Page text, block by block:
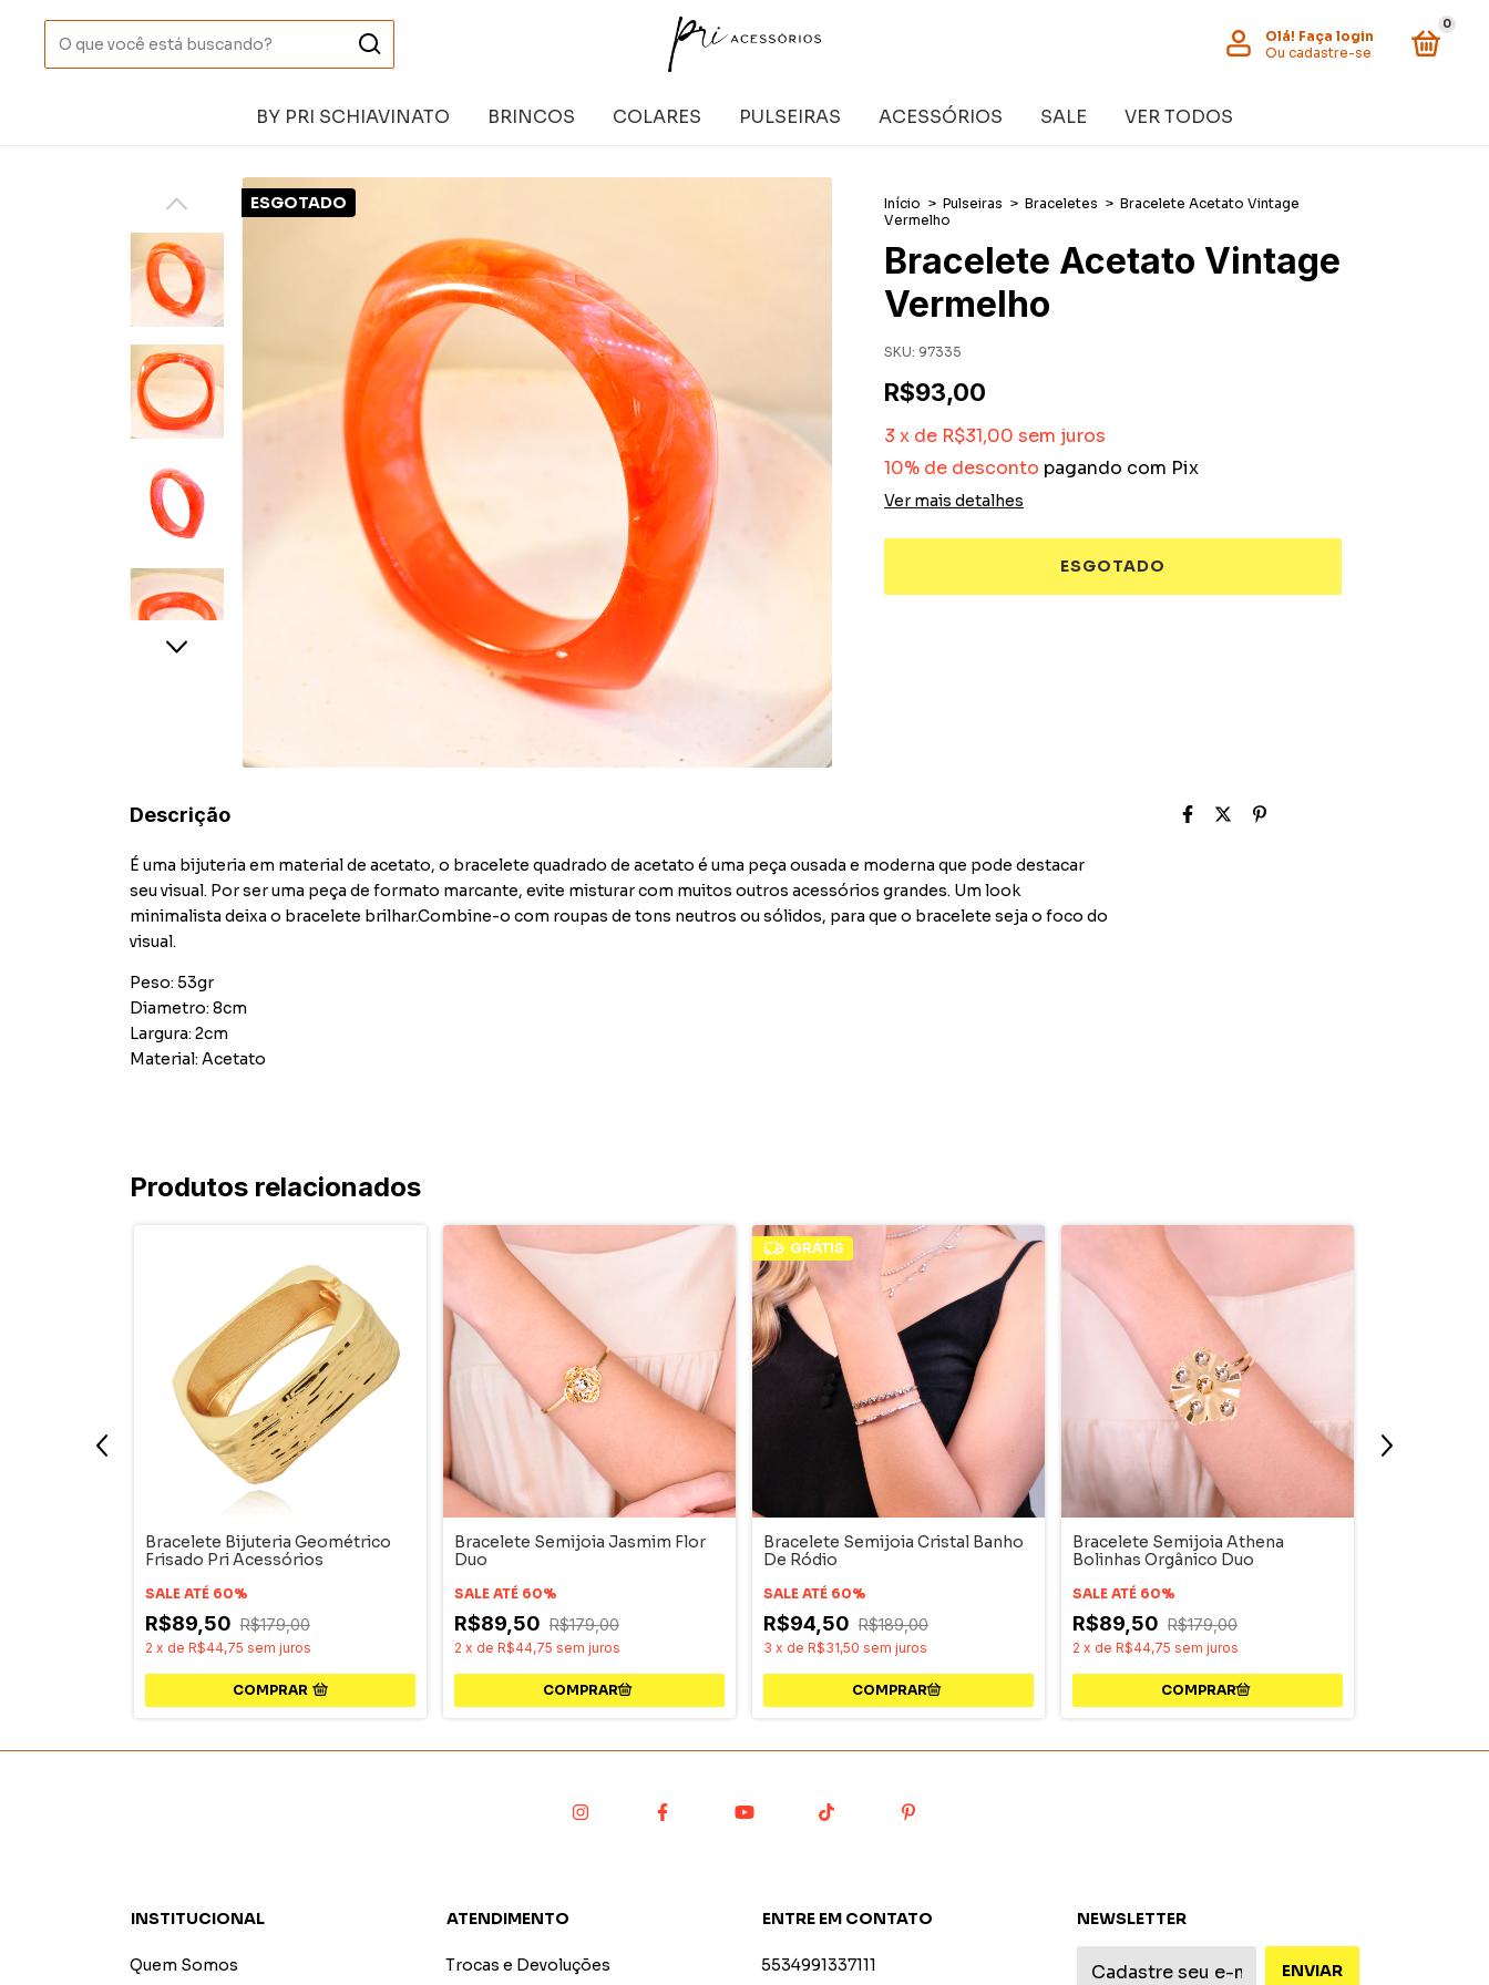
Olá! Faça login
Ou cadastre-se
0
BY PRI SCHIAVINATO BRINCOS COLARES PULSEIRAS ACESSÓRIOS SALE VER TODOS
ESGOTADO Início > Pulseiras > Braceletes > Bracelete Acetato Vintage
Vermelho
Bracelete Acetato Vintage
Vermelho
SKU: 97335
R$93,00
3 x de R$31,00 sem juros
10% de desconto pagando com Pix
Ver mais detalhes
Descrição
É uma bijuteria em material de acetato, o bracelete quadrado de acetato é uma peça ousada e moderna que pode destacar
seu visual. Por ser uma peça de formato marcante, evite misturar com muitos outros acessórios grandes. Um look
minimalista deixa o bracelete brilhar.Combine-o com roupas de tons neutros ou sólidos, para que o bracelete seja o foco do
visual.
Peso: 53gr
Diametro: 8cm
Largura: 2cm
Material: Acetato
Produtos relacionados
Bracelete Bijuteria Geométrico
Frisado Pri Acessórios
SALE ATÉ 60%
R$89,50 R$179,00
2 x de R$44,75 sem juros
COMPRAR
Bracelete Semijoia Jasmim Flor
Duo
SALE ATÉ 60%
R$89,50 R$179,00
2 x de R$44,75 sem juros
GRÁTIS
Bracelete Semijoia Cristal Banho
De Ródio
SALE ATÉ 60%
R$94,50 R$189,00
3 x de R$31,50 sem juros
Bracelete Semijoia Athena
Bolinhas Orgânico Duo
SALE ATÉ 60%
R$89,50 R$179,00
2 x de R$44,75 sem juros
INSTITUCIONAL
Quem Somos
ATENDIMENTO
Trocas e Devoluções
ENTRE EM CONTATO
5534991337111
NEWSLETTER